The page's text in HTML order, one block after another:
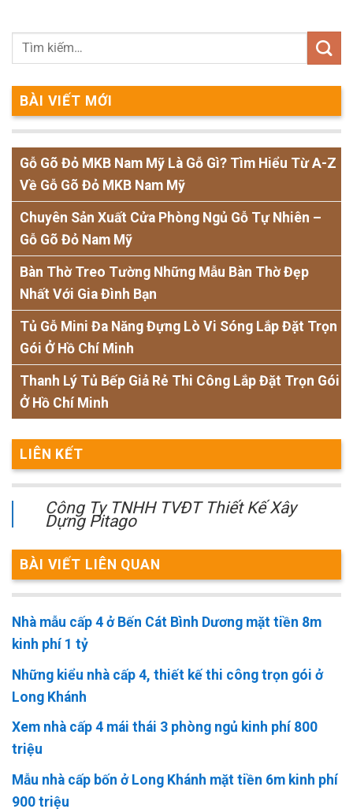
BÀI VIẾT MỚI
Gỗ Gõ Đỏ MKB Nam Mỹ Là Gỗ Gì? Tìm Hiểu Từ A-Z
Về Gỗ Gõ Đỏ MKB Nam Mỹ
Chuyên Sản Xuất Cửa Phòng Ngủ Gỗ Tự Nhiên –
Gỗ Gõ Đỏ Nam Mỹ
Bàn Thờ Treo Tường Những Mẫu Bàn Thờ Đẹp
Nhất Với Gia Đình Bạn
Tủ Gỗ Mini Đa Năng Đựng Lò Vi Sóng Lắp Đặt Trọn
Gói Ở Hồ Chí Minh
Thanh Lý Tủ Bếp Giả Rẻ Thi Công Lắp Đặt Trọn Gói
Ở Hồ Chí Minh
LIÊN KẾT
Công Ty TNHH TVĐT Thiết Kế Xây
Dựng Pitago
BÀI VIẾT LIÊN QUAN
Nhà mẫu cấp 4 ở Bến Cát Bình Dương mặt tiền 8m
kinh phí 1 tỷ
Những kiểu nhà cấp 4, thiết kế thi công trọn gói ở
Long Khánh
Xem nhà cấp 4 mái thái 3 phòng ngủ kinh phí 800
triệu
Mẫu nhà cấp bốn ở Long Khánh mặt tiền 6m kinh phí
900 triệu